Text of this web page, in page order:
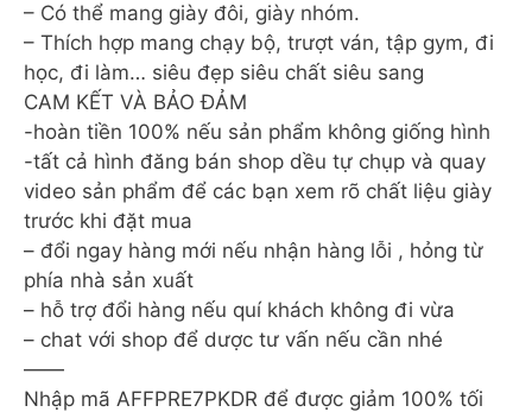
– Có thể mang giày đôi, giày nhóm.
– Thích hợp mang chạy bộ, trượt ván, tập gym, đi
học, đi làm… siêu đẹp siêu chất siêu sang
CAM KẾT VÀ BẢO ĐẢM
-hoàn tiền 100% nếu sản phẩm không giống hình
-tất cả hình đăng bán shop dều tự chụp và quay
video sản phẩm để các bạn xem rõ chất liệu giày
trước khi đặt mua
– đổi ngay hàng mới nếu nhận hàng lỗi , hỏng từ
phía nhà sản xuất
– hỗ trợ đổi hàng nếu quí khách không đi vừa
– chat với shop để dược tư vấn nếu cần nhé
——
Nhập mã AFFPRE7PKDR để được giảm 100% tối